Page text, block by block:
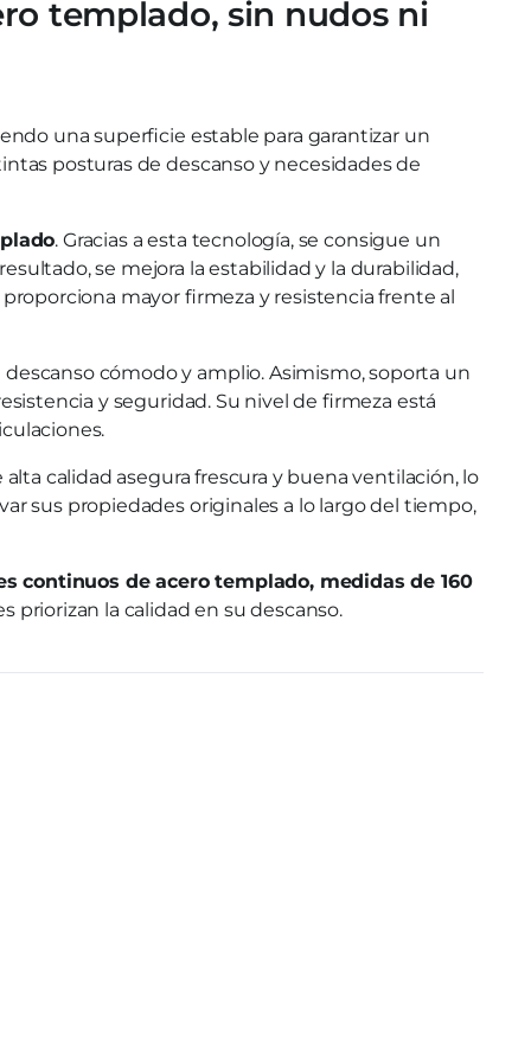
templado, sin nudos ni
una superficie estable para garantizar un
posturas de descanso y necesidades de
. Gracias a esta tecnología, se consigue un
se mejora la estabilidad y la durabilidad,
mayor firmeza y resistencia frente al
cómodo y amplio. Asimismo, soporta un
y seguridad. Su nivel de firmeza está
calidad asegura frescura y buena ventilación, lo
sus propiedades originales a lo largo del tiempo,
continuos de acero templado, medidas de 160
priorizan la calidad en su descanso.